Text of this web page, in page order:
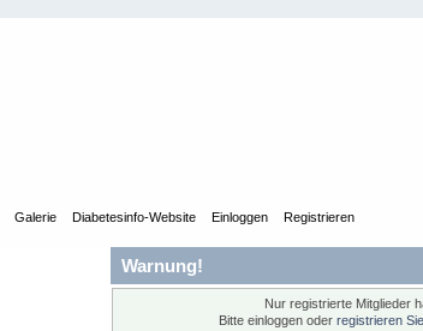
Galerie Diabetesinfo-Website Einloggen Registrieren
Warnung!
Nur registrierte Mitglieder
Bitte einloggen oder registrieren